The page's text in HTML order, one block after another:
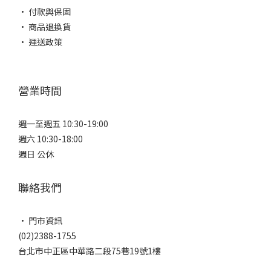
• 付款與保固
• 商品退換貨
• 運送政策
營業時間
週一至週五 10:30-19:00
週六 10:30-18:00
週日 公休
聯絡我們
• 門市資訊
(02)2388-1755
台北市中正區中華路二段75巷19號1樓